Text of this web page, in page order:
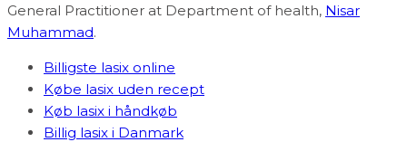
General Practitioner at Department of health, Nisar
Muhammad.
Billigste lasix online
Købe lasix uden recept
Køb lasix i håndkøb
Billig lasix i Danmark